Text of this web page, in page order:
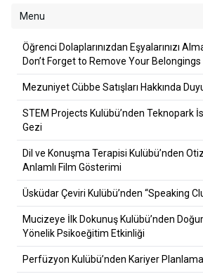
Menu
Öğrenci Dolaplarınızdan Eşyalarınızı
Don’t Forget to Remove Your
Mezuniyet Cübbe Satışları Hakkında
STEM Projects Kulübü’nden Teknopark
Gezi
Dil ve Konuşma Terapisi Kulübü’nden
Anlamlı Film Gösterimi
Üsküdar Çeviri Kulübü’nden “Speaking
Mucizeye İlk Dokunuş Kulübü’nden
Yönelik Psikoeğitim Etkinliği
Perfüzyon Kulübü’nden Kariyer